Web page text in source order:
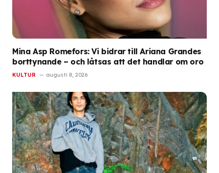
Mina Asp Romefors: Vi bidrar till Ariana Grandes
borttynande – och låtsas att det handlar om oro
KULTUR augusti 8, 2026